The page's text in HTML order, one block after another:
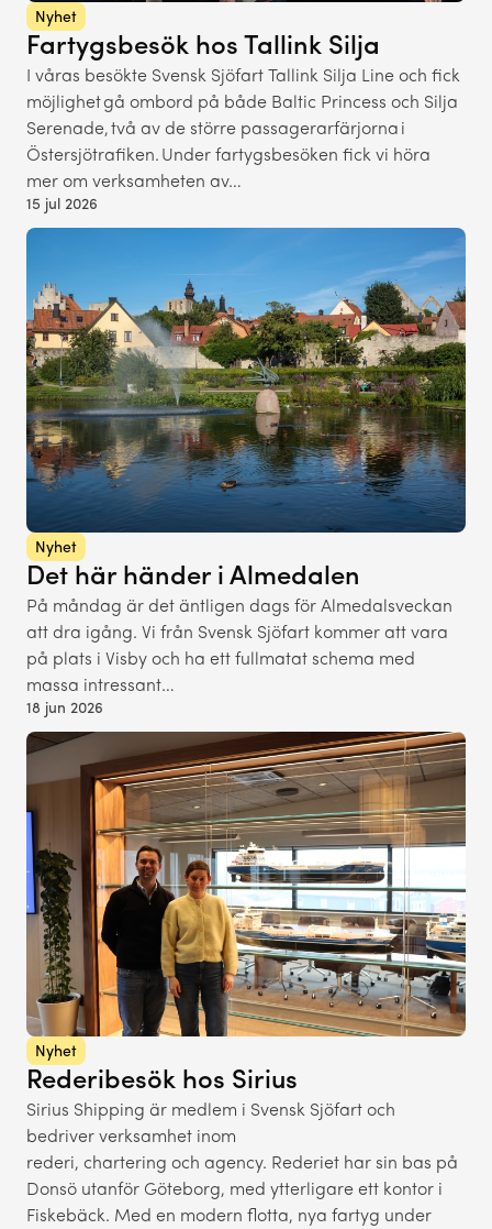
Nyhet
Fartygsbesök hos Tallink Silja
I våras besökte Svensk Sjöfart Tallink Silja Line och fick
möjlighet gå ombord på både Baltic Princess och Silja
Serenade, två av de större passagerarfärjorna i
Östersjötrafiken. Under fartygsbesöken fick vi höra
mer om verksamheten av…
15 jul 2026
Nyhet
Det här händer i Almedalen
På måndag är det äntligen dags för Almedalsveckan
att dra igång. Vi från Svensk Sjöfart kommer att vara
på plats i Visby och ha ett fullmatat schema med
massa intressant…
18 jun 2026
Nyhet
Rederibesök hos Sirius
Sirius Shipping är medlem i Svensk Sjöfart och
bedriver verksamhet inom
rederi, chartering och agency. Rederiet har sin bas på
Donsö utanför Göteborg, med ytterligare ett kontor i
Fiskebäck. Med en modern flotta, nya fartyg under